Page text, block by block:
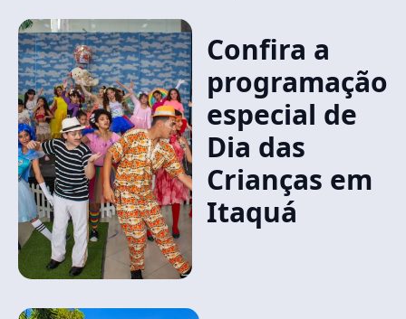
Confira a
programação
especial de
Dia das
Crianças em
Itaquá